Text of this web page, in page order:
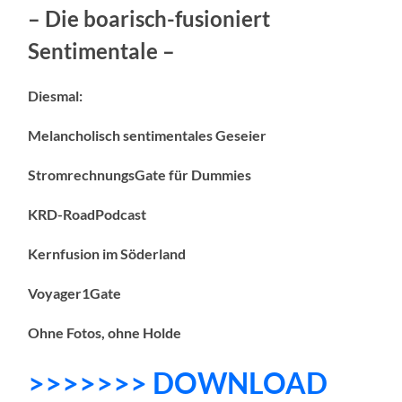
– Die boarisch-fusioniert
Sentimentale –
Diesmal:
Melancholisch sentimentales Geseier
StromrechnungsGate für Dummies
KRD-RoadPodcast
Kernfusion im Söderland
Voyager1Gate
Ohne Fotos, ohne Holde
>>>>>>> DOWNLOAD